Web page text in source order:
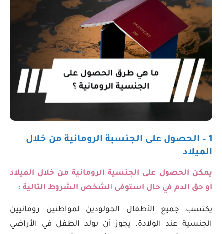
1 – الحصول على الجنسية الرومانية من خلال
الميلاد
يمكن الحصول على الجنسية الرومانية من خلال الميلاد
أو حق الدم في حال استوفى الشخص الشروط التالية :
يكتسب جميع الأطفال المولودين لمواطنين رومانيين
الجنسية عند الولادة. يجوز أن يولد الطفل في الأراضي